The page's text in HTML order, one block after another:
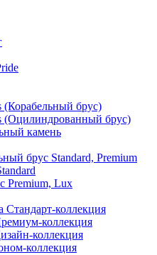
(Корабельный брус)
(Оцилиндрованный брус)
камень
брус Standard, Premium
Premium, Lux
Стандарт-коллекция
коллекция
коллекция
коллекция